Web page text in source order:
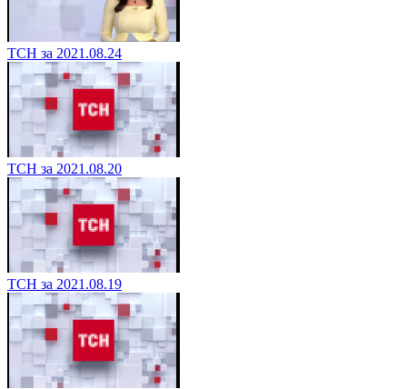
ТСН за 2021.08.24
ТСН за 2021.08.20
ТСН за 2021.08.19